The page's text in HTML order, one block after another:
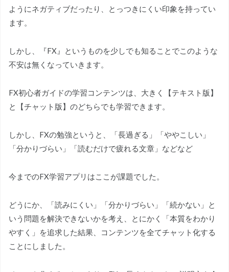
ようにネガティブだったり、とっつきにくい印象を持ってい
ます。
しかし、『FX』というものを少しでも知ることでこのような
不安は無くなっていきます。
FX初心者ガイドの学習コンテンツは、大きく【テキスト版】
と【チャット版】のどちらでも学習できます。
しかし、FXの勉強というと、「長過ぎる」「ややこしい」
「分かりづらい」「読むだけで疲れる文章」などなど
今までのFX学習アプリはここが課題でした。
どうにか、「読みにくい」「分かりづらい」「続かない」と
いう問題を解決できないかを考え、とにかく「本質をわかり
やすく」を追求した結果、コンテンツを全てチャット化する
ことにしました。